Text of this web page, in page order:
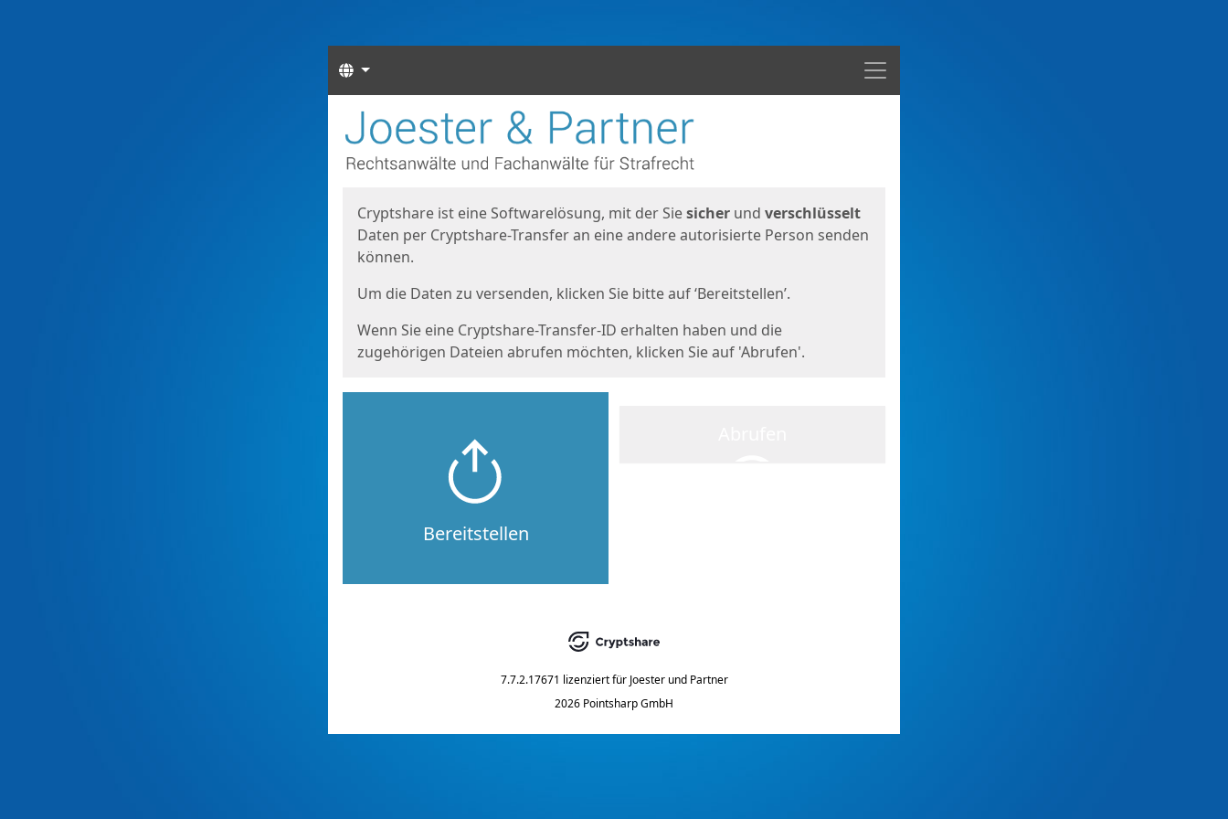
Menü
Sprachen
Start
Cryptshare ist eine Softwarelösung, mit der Siesicher und verschlüsselt
Daten per Cryptshare-Transfer an eine andere autorisierte Person senden
können.
Um die Daten zu versenden, klicken Sie bitte auf ‘Bereitstellen’.
Wenn Sie eine Cryptshare-Transfer-ID erhalten haben und die
zugehörigen Dateien abrufen möchten, klicken Sie auf 'Abrufen'.
Bereitstellen
7.7.2.17671 lizenziert für Joester und Partner
2026 Pointsharp GmbH